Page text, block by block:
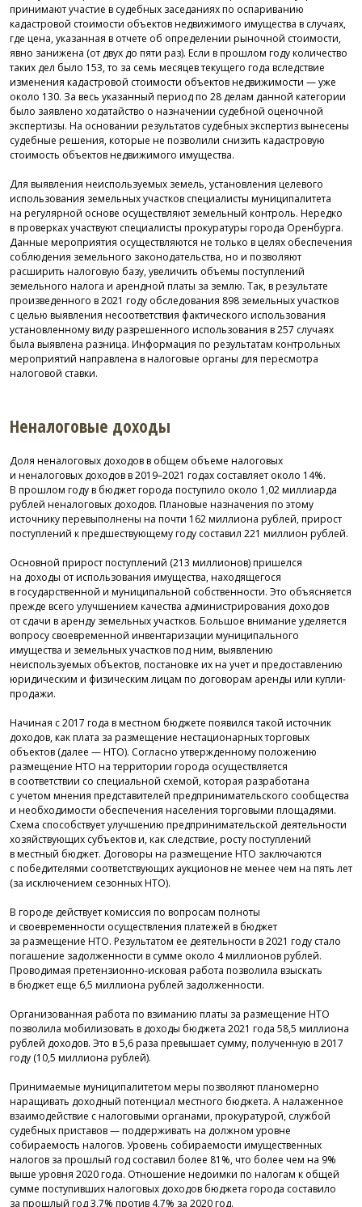
принимают участие в судебных заседаниях по оспариванию
кадастровой стоимости объектов недвижимого имущества в случаях,
где цена, указанная в отчете об определении рыночной стоимости,
явно занижена (от двух до пяти раз). Если в прошлом году количество
таких дел было 153, то за семь месяцев текущего года вследствие
изменения кадастровой стоимости объектов недвижимости — уже
около 130. За весь указанный период по 28 делам данной категории
было заявлено ходатайство о назначении судебной оценочной
экспертизы. На основании результатов судебных экспертиз вынесены
судебные решения, которые не позволили снизить кадастровую
стоимость объектов недвижимого имущества.
Для выявления неиспользуемых земель, установления целевого
использования земельных участков специалисты муниципалитета
на регулярной основе осуществляют земельный контроль. Нередко
в проверках участвуют специалисты прокуратуры города Оренбурга.
Данные мероприятия осуществляются не только в целях обеспечения
соблюдения земельного законодательства, но и позволяют
расширить налоговую базу, увеличить объемы поступлений
земельного налога и арендной платы за землю. Так, в результате
произведенного в 2021 году обследования 898 земельных участков
с целью выявления несоответствия фактического использования
установленному виду разрешенного использования в 257 случаях
была выявлена разница. Информация по результатам контрольных
мероприятий направлена в налоговые органы для пересмотра
налоговой ставки.
Неналоговые доходы
Доля неналоговых доходов в общем объеме налоговых
и неналоговых доходов в2019–2021 годах составляет около 14%.
В прошлом году в бюджет города поступило около 1,02 миллиарда
рублей неналоговых доходов. Плановые назначения по этому
источнику перевыполнены на почти 162 миллиона рублей, прирост
поступлений к предшествующему году составил 221 миллион рублей.
Основной прирост поступлений (213 миллионов) пришелся
на доходы от использования имущества, находящегося
в государственной и муниципальной собственности. Это объясняется
прежде всего улучшением качества администрирования доходов
от сдачи в аренду земельных участков. Большое внимание уделяется
вопросу своевременной инвентаризации муниципального
имущества и земельных участков под ним, выявлению
неиспользуемых объектов, постановке их на учет и предоставлению
юридическим и физическим лицам по договорам аренды или купли-
продажи.
Начиная с 2017 года в местном бюджете появился такой источник
доходов, как плата за размещение нестационарных торговых
объектов (далее — НТО). Согласно утвержденному положению
размещение НТО на территории города осуществляется
в соответствии со специальной схемой, которая разработана
с учетом мнения представителей предпринимательского сообщества
и необходимости обеспечения населения торговыми площадями.
Схема способствует улучшению предпринимательской деятельности
хозяйствующих субъектов и, как следствие, росту поступлений
в местный бюджет. Договоры на размещение НТО заключаются
с победителями соответствующих аукционов не менее чем на пять лет
(за исключением сезонных НТО).
В городе действует комиссия по вопросам полноты
и своевременности осуществления платежей в бюджет
за размещение НТО. Результатом ее деятельности в 2021 году стало
погашение задолженности в сумме около 4 миллионов рублей.
Проводимая претензионно-исковая работа позволила взыскать
в бюджет еще 6,5 миллиона рублей задолженности.
Организованная работа по взиманию платы за размещение НТО
позволила мобилизовать в доходы бюджета 2021 года 58,5 миллиона
рублей доходов. Это в 5,6 раза превышает сумму, полученную в 2017
году (10,5 миллиона рублей).
Принимаемые муниципалитетом меры позволяют планомерно
наращивать доходный потенциал местного бюджета. А налаженное
взаимодействие с налоговыми органами, прокуратурой, службой
судебных приставов — поддерживать на должном уровне
собираемость налогов. Уровень собираемости имущественных
налогов за прошлый год составил более 81%, что более чем на 9%
выше уровня 2020 года. Отношение недоимки по налогам к общей
сумме поступивших налоговых доходов бюджета города составило
за прошлый год 3,7% против 4,7% за 2020 год.